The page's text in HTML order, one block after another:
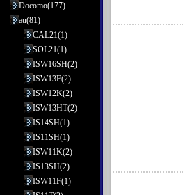
Docomo(177)
au(81)
CAL21(1)
SOL21(1)
ISW16SH(2)
ISW13F(2)
ISW12K(2)
ISW13HT(2)
IS14SH(1)
IS11SH(1)
ISW11K(2)
IS13SH(2)
ISW11F(1)